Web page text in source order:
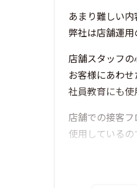
あまり難しい
弊社は店舗運
店舗スタッフの
お客様にあわ
社員教育にも使
店舗での接客
使用している